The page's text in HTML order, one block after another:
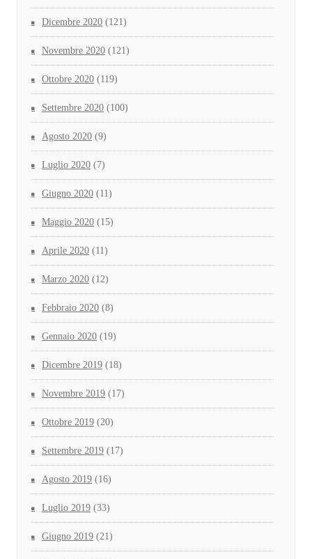
Dicembre 2020 (121)
Novembre 2020 (121)
Ottobre 2020 (119)
Settembre 2020 (100)
Agosto 2020 (9)
Luglio 2020 (7)
Giugno 2020 (11)
Maggio 2020 (15)
Aprile 2020 (11)
Marzo 2020 (12)
Febbraio 2020 (8)
Gennaio 2020 (19)
Dicembre 2019 (18)
Novembre 2019 (17)
Ottobre 2019 (20)
Settembre 2019 (17)
Agosto 2019 (16)
Luglio 2019 (33)
Giugno 2019 (21)